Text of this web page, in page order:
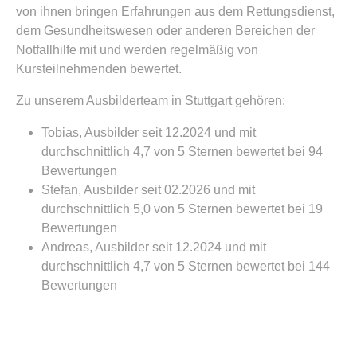
von ihnen bringen Erfahrungen aus dem Rettungsdienst,
dem Gesundheitswesen oder anderen Bereichen der
Notfallhilfe mit und werden regelmäßig von
Kursteilnehmenden bewertet.
Zu unserem Ausbilderteam in Stuttgart gehören:
Tobias, Ausbilder seit 12.2024 und mit
durchschnittlich 4,7 von 5 Sternen bewertet bei 94
Bewertungen
Stefan, Ausbilder seit 02.2026 und mit
durchschnittlich 5,0 von 5 Sternen bewertet bei 19
Bewertungen
Andreas, Ausbilder seit 12.2024 und mit
durchschnittlich 4,7 von 5 Sternen bewertet bei 144
Bewertungen